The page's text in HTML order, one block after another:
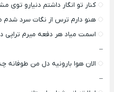
کنار تو انگار داشتم دنیارو توی
هنو دارم ترس از نگات سرد شدم
اسمت میاد هر دفعه میرم
–
الان هوا بارونیه دل من
–